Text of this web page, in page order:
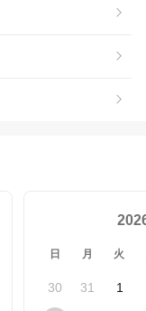
日 月 火
30 31 1